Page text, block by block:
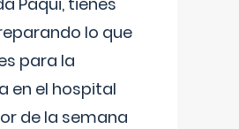
lo que
para la
en el hospital
de la semana